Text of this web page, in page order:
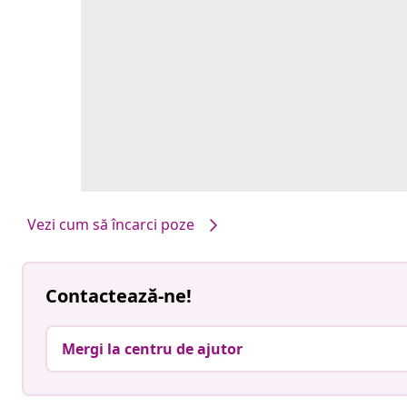
Vezi cum să încarci poze
Contactează-ne!
Mergi la centru de ajutor